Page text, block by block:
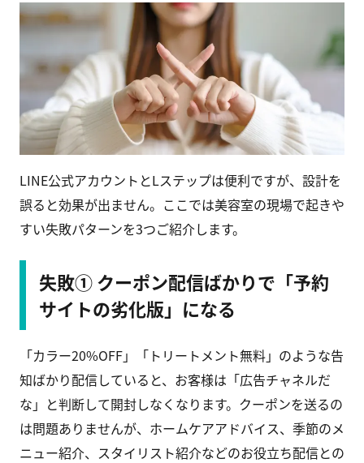
LINE公式アカウントとLステップは便利ですが、設計を
誤ると効果が出ません。ここでは美容室の現場で起きや
すい失敗パターンを3つご紹介します。
失敗① クーポン配信ばかりで「予約
サイトの劣化版」になる
「カラー20%OFF」「トリートメント無料」のような告
知ばかり配信していると、お客様は「広告チャネルだ
な」と判断して開封しなくなります。クーポンを送るの
は問題ありませんが、ホームケアアドバイス、季節のメ
ニュー紹介、スタイリスト紹介などのお役立ち配信との